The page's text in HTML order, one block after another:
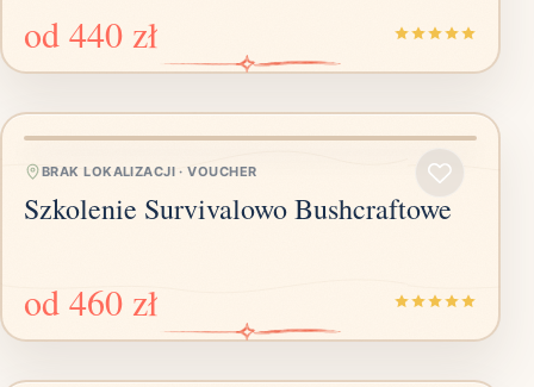
od 440 zł
BRAK LOKALIZACJI ·VOUCHER
Szkolenie Survivalowo Bushcraftowe
od 460 zł